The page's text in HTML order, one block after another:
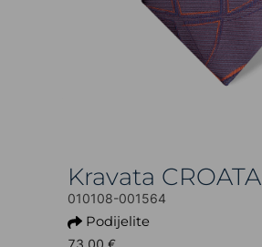
Kravata CROATA
010108-001564
Podijelite
73,00 €